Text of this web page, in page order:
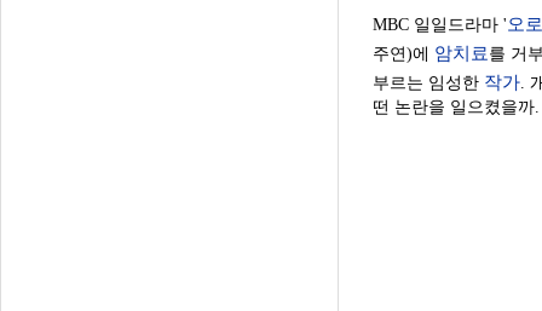
MBC 일일드라마 ' 오
주연)에 암치료 를 거
부르는 임성한 작가.
떤 논란을 일으켰을까.